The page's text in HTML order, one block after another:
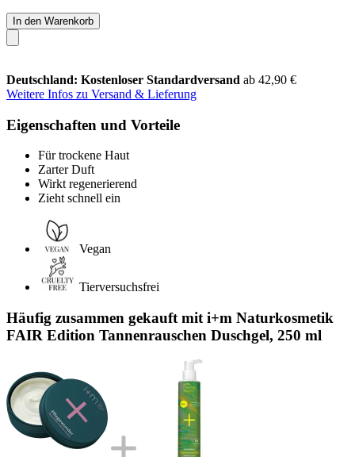
In den Warenkorb
Deutschland: Kostenloser Standardversand ab 42,90 €
Weitere Infos zu Versand & Lieferung
Eigenschaften und Vorteile
Für trockene Haut
Zarter Duft
Wirkt regenerierend
Zieht schnell ein
Vegan
Tierversuchsfrei
Häufig zusammen gekauft mit i+m Naturkosmetik
FAIR Edition Tannenrauschen Duschgel, 250 ml